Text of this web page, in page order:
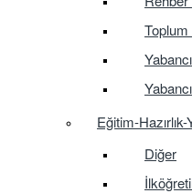
Eğitim-Hazırlık-
Diğer